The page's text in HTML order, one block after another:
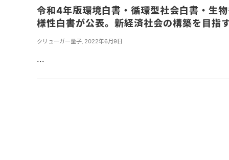
令和4年版環境白書・循環型社会白書・生
様性白書が公表。新経済社会の構築を目指
クリューガー量子, 2022年6月9日
...